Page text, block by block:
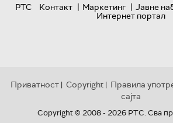
РТС
Контакт | Маркетинг | Јавне
Интернет портал
Приватност | Copyright | Правила
сајта
Copyright © 2008 - 2026 РТС. Сва